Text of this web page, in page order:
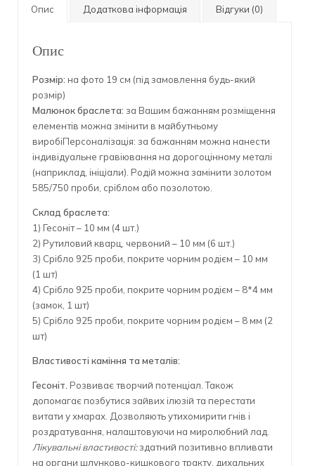
Опис Додаткова інформація Відгуки (0)
Опис
Розмір: на фото 19 см (під замовлення будь-який
розмір)
Малюнок браслета: за Вашим бажанням розміщення
елементів можна змінити в майбутньому
виробіПерсоналізація: за бажанням можна нанести
індивідуальне гравіювання на дорогоцінному металі
(наприклад, ініціали). Родій можна замінити золотом
585/750 проби, сріблом або позолотою.
Склад браслета:
1) Гесоніт – 10 мм (4 шт.)
2) Рутиловий кварц, червоний – 10 мм (6 шт.)
3) Срібло 925 проби, покрите чорним родієм – 10 мм
(1 шт)
4) Срібло 925 проби, покрите чорним родієм – 8*4 мм
(замок, 1 шт)
5) Срібло 925 проби, покрите чорним родієм – 8 мм (2
шт)
Властивості каміння та металів:
Гесоніт. Розвиває творчий потенціал. Також
допомагає позбутися зайвих ілюзій та перестати
витати у хмарах. Дозволяють утихомирити гнів і
роздратування, налаштовуючи на миролюбний лад.
Лікувальні властивості:здатний позитивно впливати
на органи шлунково-кишкового тракту, дихальних